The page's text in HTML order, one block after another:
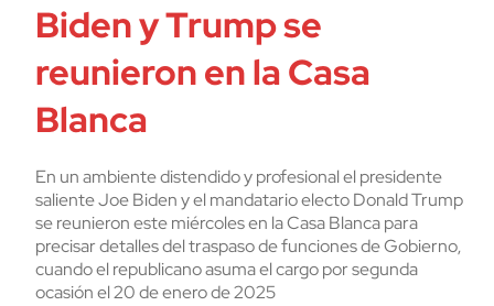
Biden y Trump se
reunieron en la Casa
Blanca
En un ambiente distendido y profesional el presidente
saliente Joe Biden y el mandatario electo Donald Trump
se reunieron este miércoles en la Casa Blanca para
precisar detalles del traspaso de funciones de Gobierno,
cuando el republicano asuma el cargo por segunda
ocasión el 20 de enero de 2025